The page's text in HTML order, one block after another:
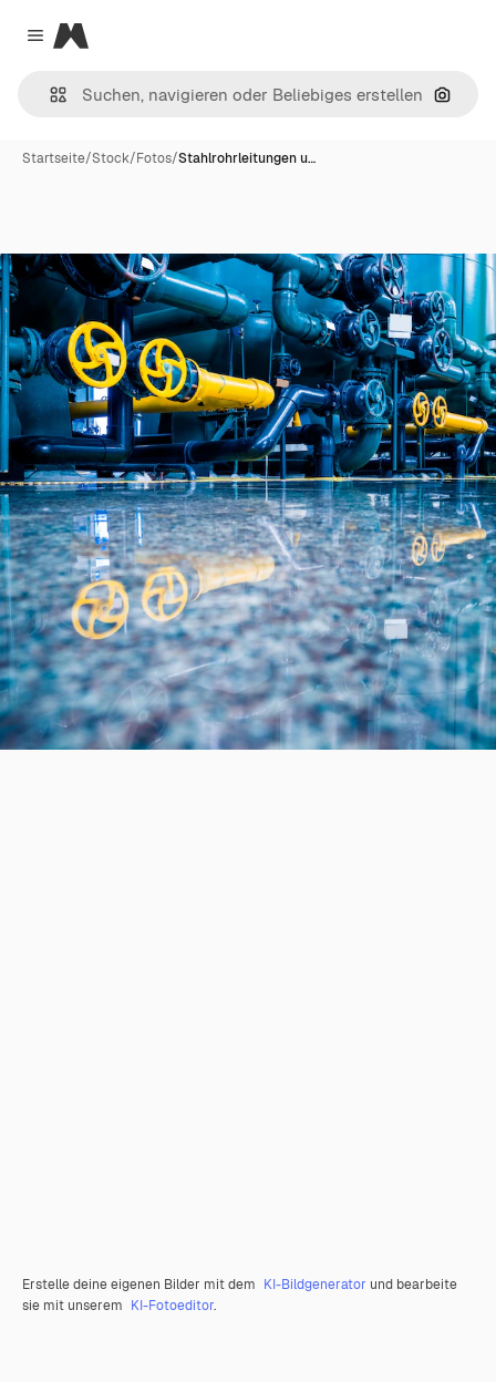
Close menu
Magnific
Nach
Startseite/Stock/Fotos/Stahlrohrleitungen u…
Erstelle deine eigenen Bilder mit dem KI-Bildgenerator und bearbeite
sie mit unserem KI-Fotoeditor.